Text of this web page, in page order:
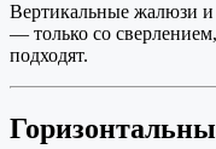
Вертикальные жалюзи и
— только со
подходят.